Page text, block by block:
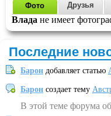
Фото Друзья
Влада не имеет
Последние
Барон добавляет статью
Барон создает тему
В этой теме форума